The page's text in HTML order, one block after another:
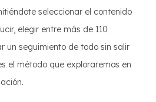
seleccionar el contenido
elegir entre más de 110
un seguimiento de todo sin salir
el método que exploraremos en